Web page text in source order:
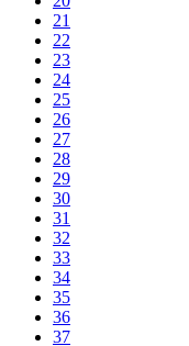
21
22
23
24
25
26
27
28
29
30
31
32
33
34
35
36
37